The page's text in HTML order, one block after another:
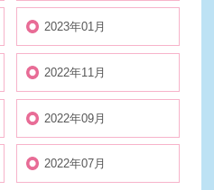
2023年01月
2022年11月
2022年09月
2022年07月